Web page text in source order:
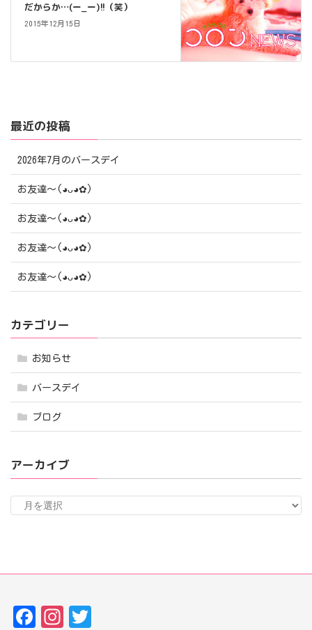
だからか…(ー_ー)!!（笑）
2015年12月15日
最近の投稿
2026年7月のバースデイ
お友達〜(⁠◕⁠ᴗ⁠◕⁠✿⁠)
お友達〜(⁠◕⁠ᴗ⁠◕⁠✿⁠)
お友達〜(⁠◕⁠ᴗ⁠◕⁠✿⁠)
お友達〜(⁠◕⁠ᴗ⁠◕⁠✿⁠)
カテゴリー
お知らせ
バースデイ
ブログ
アーカイブ
Fa
In